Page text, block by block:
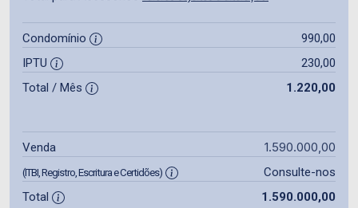
Condomínio
990,00
IPTU
230,00
Total / Mês
1.220,00
Venda 1.590.000,00
(ITBI, Registro, Escritura e Certidões)
Consulte-nos
Total
1.590.000,00